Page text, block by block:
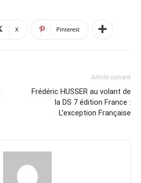
X Pinterest
Article suivant
Frédéric HUSSER au volant de
la DS 7 édition France :
L’exception Française